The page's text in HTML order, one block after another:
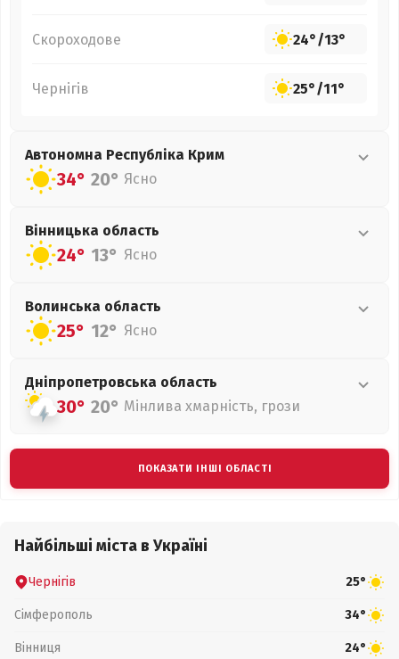
Скороходове 24°/13°
Чернігів 25°/11°
Автономна Республіка Крим
34° 20° Ясно
Вінницька область
24° 13° Ясно
Волинська область
25° 12° Ясно
Дніпропетровська область
30° 20° Мінлива хмарність, грози
ПОКАЗАТИ ІНШІ ОБЛАСТІ
Найбільші міста в Україні
Чернігів 25°
Сімферополь 34°
Вінниця 24°